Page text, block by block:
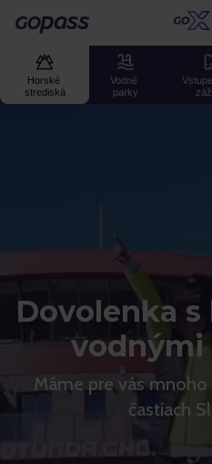
Gopass
Horské
strediská
Vodné
parky
Dovolenka
vodnými
Máme pre vás mnoho
častiach